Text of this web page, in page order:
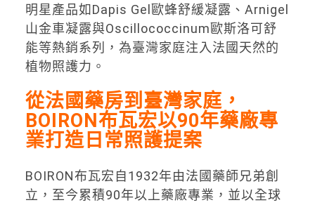
明星產品如Dapis Gel歐蜂舒緩凝露、Arnigel
山金車凝露與Oscillococcinum歐斯洛可舒
能等熱銷系列，為臺灣家庭注入法國天然的
植物照護力。
從法國藥房到臺灣家庭，
BOIRON布瓦宏以90年藥廠專
業打造日常照護提案
BOIRON布瓦宏自1932年由法國藥師兄弟創
立，至今累積90年以上藥廠專業，並以全球